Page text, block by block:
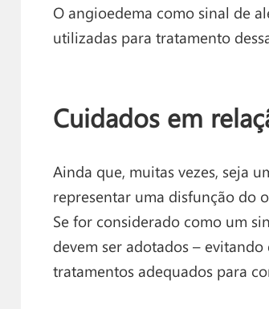
O angioedema como sinal de
utilizadas para tratamento
Cuidados em
Ainda que, muitas vezes, seja
representar uma disfunção do
Se for considerado como um
devem ser adotados –
tratamentos adequados para